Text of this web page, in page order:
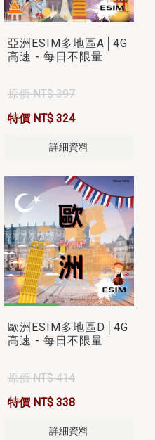
亞洲ESIM多地區A│4G
高速 - 每日不限量
原價 NT$ 397
特價 NT$ 324
詳細資料
歐洲ESIM多地區D│4G
高速 - 每日不限量
原價 NT$ 414
特價 NT$ 338
詳細資料